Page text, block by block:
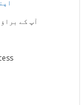
آپ کے